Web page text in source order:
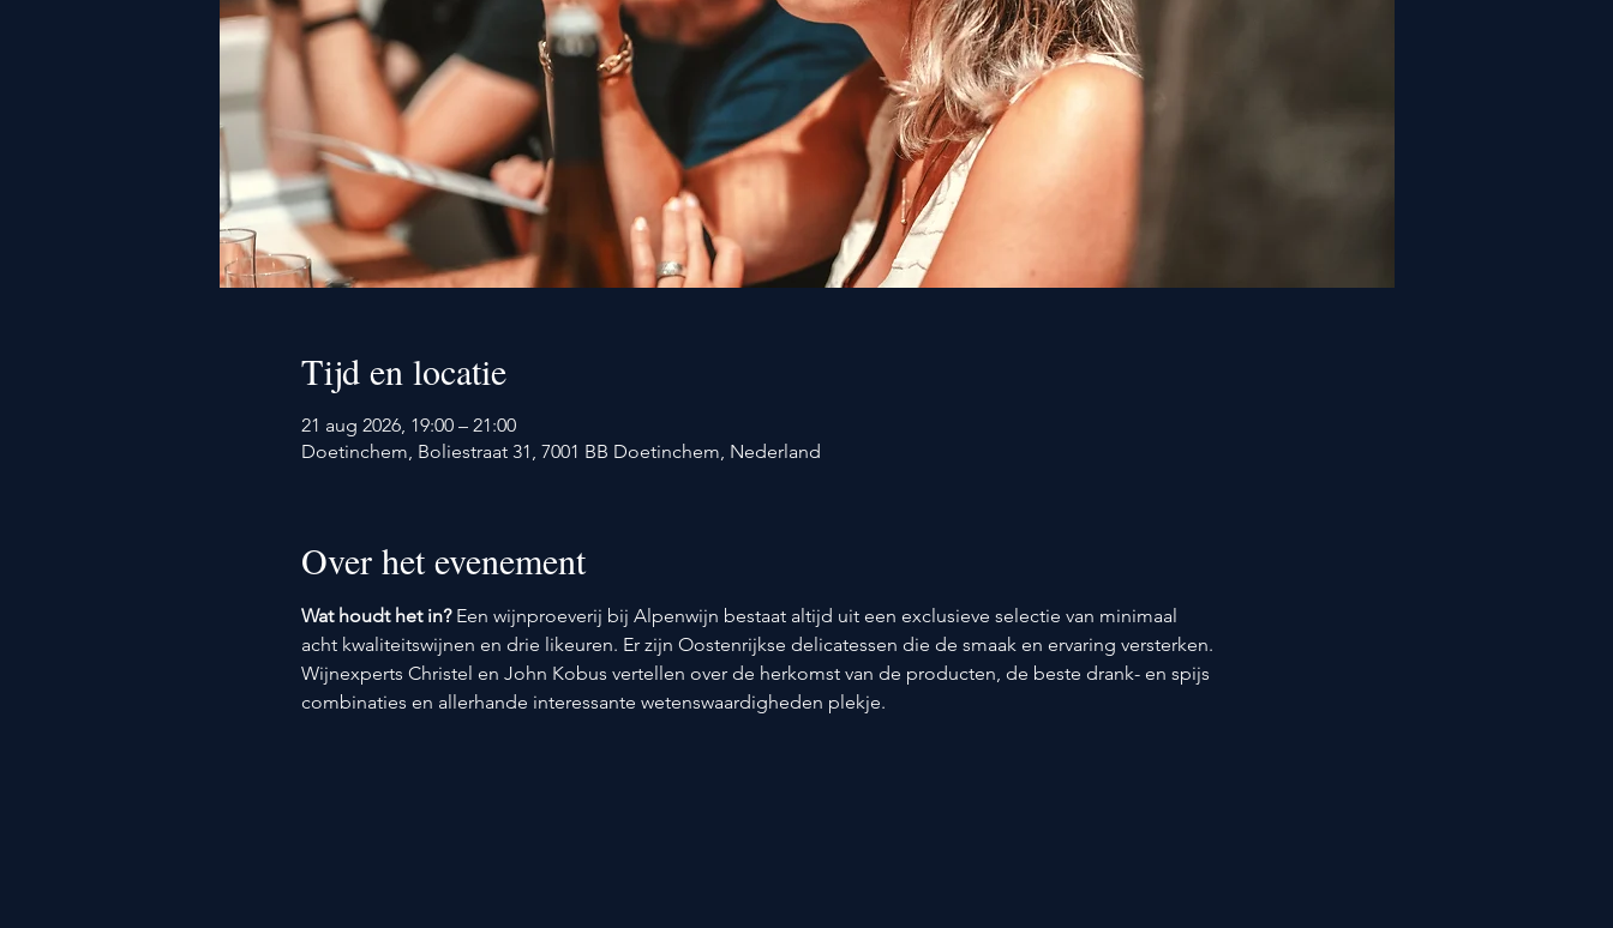
Tijd en locatie
21 aug 2026, 19:00 – 21:00
Doetinchem, Boliestraat 31, 7001 BB Doetinchem, Nederland
Over het evenement
Wat houdt het in? Een wijnproeverij bij Alpenwijn bestaat altijd uit een exclusieve selectie van minimaal
acht kwaliteitswijnen en drie likeuren. Er zijn Oostenrijkse delicatessen die de smaak en ervaring versterken.
Wijnexperts Christel en John Kobus vertellen over de herkomst van de producten, de beste drank- en spijs
combinaties en allerhande interessante wetenswaardigheden plekje.